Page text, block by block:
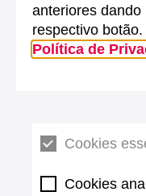
anteriores dando
respectivo botão.
Política de
Cookies
Cookies